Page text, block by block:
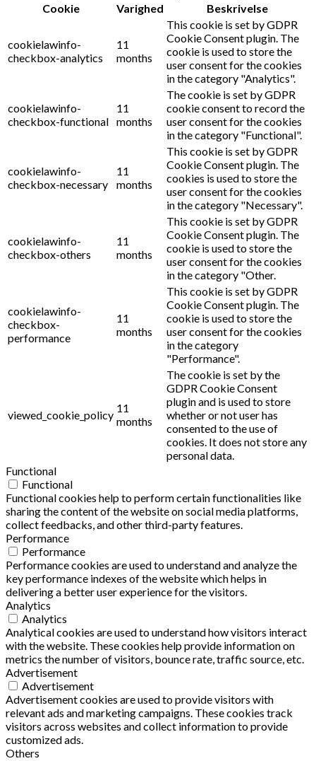
Cookie
Varighed Beskrivelse
cookielawinfo-
checkbox-analytics
11
months
This cookie is set by GDPR
Cookie Consent plugin. The
cookie is used to store the
user consent for the cookies
in the category "Analytics".
cookielawinfo-
checkbox-functional
11
months
The cookie is set by GDPR
cookie consent to record the
user consent for the cookies
in the category "Functional".
cookielawinfo-
checkbox-necessary
11
months
This cookie is set by GDPR
Cookie Consent plugin. The
cookies is used to store the
user consent for the cookies
in the category "Necessary".
cookielawinfo-
checkbox-others
11
months
This cookie is set by GDPR
Cookie Consent plugin. The
cookie is used to store the
user consent for the cookies
in the category "Other.
cookielawinfo-
checkbox-
performance
11
months
This cookie is set by GDPR
Cookie Consent plugin. The
cookie is used to store the
user consent for the cookies
in the category
"Performance".
viewed_cookie_policy
11
months
The cookie is set by the
GDPR Cookie Consent
plugin and is used to store
whether or not user has
consented to the use of
cookies. It does not store any
personal data.
Functional
Functional
Functional cookies help to perform certain functionalities like
sharing the content of the website on social media platforms,
collect feedbacks, and other third-party features.
Performance
Performance
Performance cookies are used to understand and analyze the
key performance indexes of the website which helps in
delivering a better user experience for the visitors.
Analytics
Analytics
Analytical cookies are used to understand how visitors interact
with the website. These cookies help provide information on
metrics the number of visitors, bounce rate, traffic source, etc.
Advertisement
Advertisement
Advertisement cookies are used to provide visitors with
relevant ads and marketing campaigns. These cookies track
visitors across websites and collect information to provide
customized ads.
Others